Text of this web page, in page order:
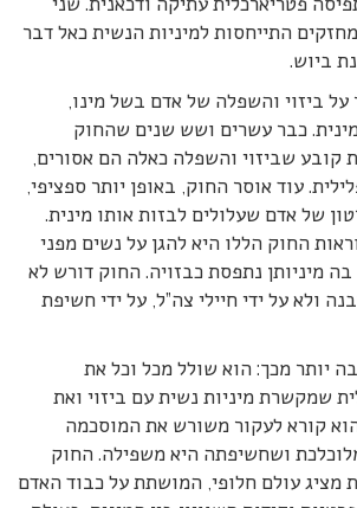
התייחסות למיניות הנשית כאל דבר
ביוש.
על ביזוי והשפלה של אדם בשל מינו,
כבר עשרים ושש שנים שהחוק
קובע שביזוי והשפלה כאלה הם אסורים,
עוד אוסר החוק, באופן יותר ספציפי,
של אדם שעלולים לבזות אותו מינית.
החוק הללו היא להגן על נשים מפני
מיניותן נתפסת כבזויה. החוק דורש לא
ולא על ידי חיילי צה”ל, על ידי חשיפת
יותר מכך: הוא שולל מכל וכל את
שמקשרת מיניות נשית עם ביזוי ואת
קורא לעקור משורש את המוסכמה
ושחשיפתה היא משפילה. החוק
מציג עולם חלופי, המושתת על כבוד האדם